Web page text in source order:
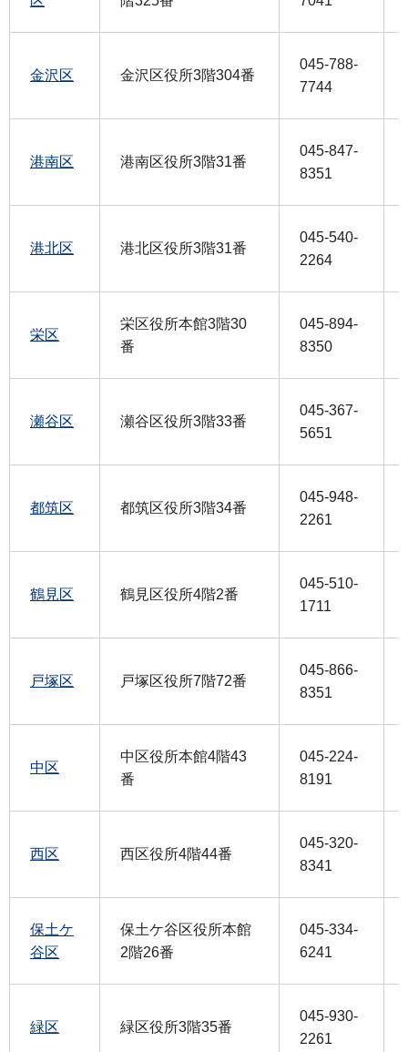
金沢区 金沢区役所3階304番
045-788-
7744
港南区 港南区役所3階31番
045-847-
8351
港北区 港北区役所3階31番
045-540-
2264
栄区
栄区役所本館3階30
番
045-894-
8350
瀬谷区 瀬谷区役所3階33番
045-367-
5651
都筑区 都筑区役所3階34番
045-948-
2261
鶴見区 鶴見区役所4階2番
045-510-
1711
戸塚区 戸塚区役所7階72番
045-866-
8351
中区
中区役所本館4階43
番
045-224-
8191
西区 西区役所4階44番
045-320-
8341
保土ケ
谷区
保土ケ谷区役所本館
2階26番
045-334-
6241
緑区 緑区役所3階35番
045-930-
2261